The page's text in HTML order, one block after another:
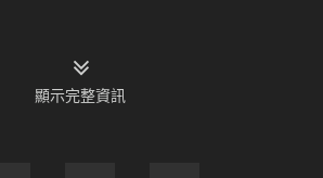
顯示完整資訊